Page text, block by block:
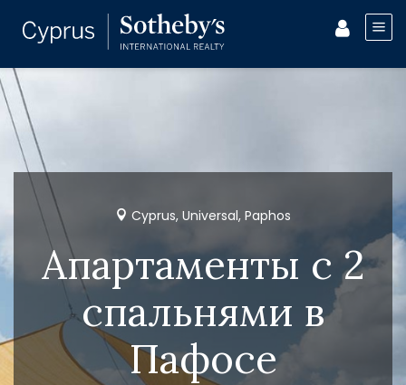
Cyprus, Universal, Paphos
Апартаменты с 2
спальнями в
Пафосе